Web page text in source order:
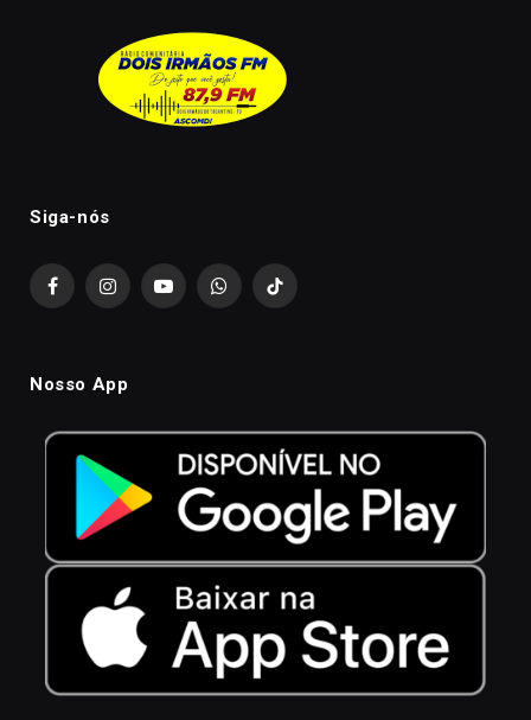
Siga-nós
FacebookInstagramYouTubeWhatsAppTikTok
Nosso App